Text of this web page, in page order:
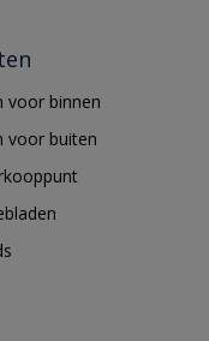
voor binnen
voor buiten